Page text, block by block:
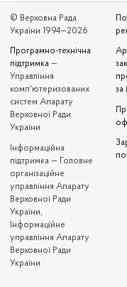
© Верховна Рада
України 1994—2026
Програмно-технічна
підтримка —
Управління
комп'ютеризованих
систем Апарату
Верховної Ради
України
Iнформаційна
підтримка — Головне
організаційне
управління Апарату
Верховної Ради
України,
Інформаційне
управління Апарату
Верховної Ради
України
за